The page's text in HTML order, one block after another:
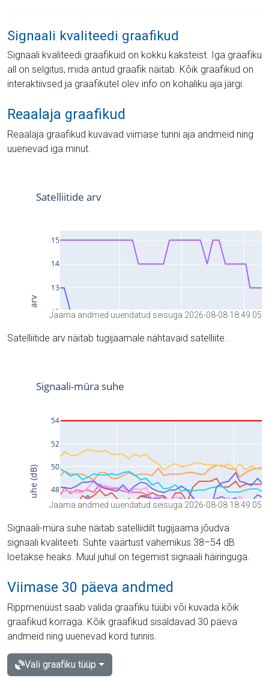
Signaali kvaliteedi graafikud
Signaali kvaliteedi graafikuid on kokku kaksteist. Iga graafiku
all on selgitus, mida antud graafik näitab. Kõik graafikud on
interaktiivsed ja graafikutel olev info on kohaliku aja järgi.
Reaalaja graafikud
Reaalaja graafikud kuvavad viimase tunni aja andmeid ning
uuenevad iga minut.
Jaama andmed uuendatud seisuga 2026-08-08 18:49:05
Satelliitide arv näitab tugijaamale nähtavaid satelliite.
Jaama andmed uuendatud seisuga 2026-08-08 18:49:05
Signaali-müra suhe näitab satelliidilt tugijaama jõudva
signaali kvaliteeti. Suhte väärtust vahemikus 38–54 dB
loetakse heaks. Muul juhul on tegemist signaali häiringuga.
Viimase 30 päeva andmed
Rippmenüüst saab valida graafiku tüübi või kuvada kõik
graafikud korraga. Kõik graafikud sisaldavad 30 päeva
andmeid ning uuenevad kord tunnis.
Vali graafiku tüüp